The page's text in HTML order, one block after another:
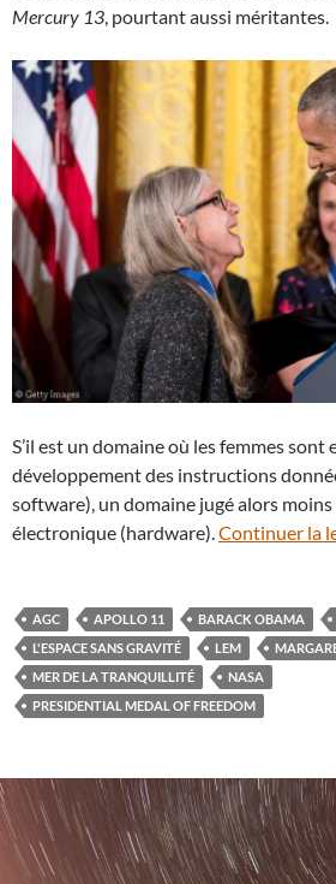
Mercury 13 , pourtant aussi méritantes.
S’il est un domaine où les femmes sont
développement des instructions
software), un domaine jugé alors
électronique (hardware).Continuer la
AGC APOLLO 11 BARACK OBAMA
L'ESPACE SANS GRAVITÉ
LEM
MER DE LA TRANQUILLITÉ
NASA
PRESIDENTIAL MEDAL OF FREEDOM